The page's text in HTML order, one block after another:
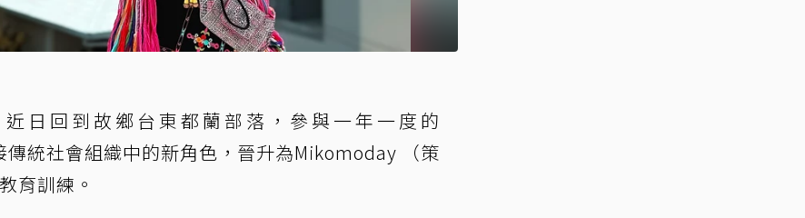
日回到故鄉台東都蘭部落，參與一年一度的
統社會組織中的新角色，晉升為Mikomoday （策
育訓練。